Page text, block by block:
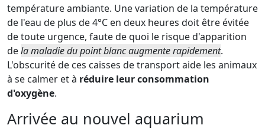
température ambiante. Une variation de la température
de l'eau de plus de 4°C en deux heures doit être évitée
de toute urgence, faute de quoi le risque d'apparition
dela maladie du point blanc augmente rapidement.
L'obscurité de ces caisses de transport aide les animaux
à se calmer et à réduire leur consommation
d'oxygène.
Arrivée au nouvel aquarium